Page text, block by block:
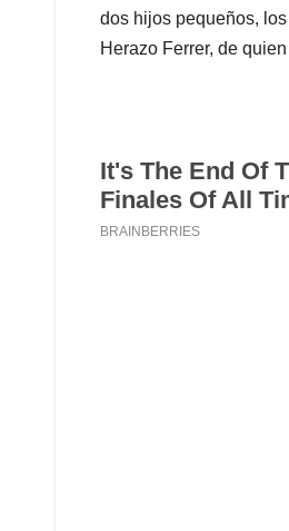
dos hijos pequeños,
Herazo Ferrer, de